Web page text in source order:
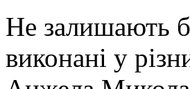
Не залишають
виконані у